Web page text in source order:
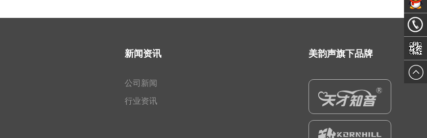
新闻资讯
公司新闻
行业资讯
美韵声旗下品牌
销售经
理